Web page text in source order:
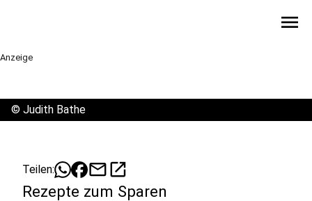
menu
Anzeige
© Judith Bathe
Teilen: mailopen_in_new
Rezepte zum Sparen